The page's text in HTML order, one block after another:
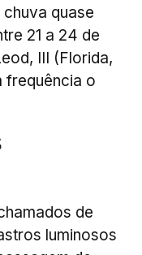
quase
21 a 24 de
III (Florida,
frequência o
de
luminosos